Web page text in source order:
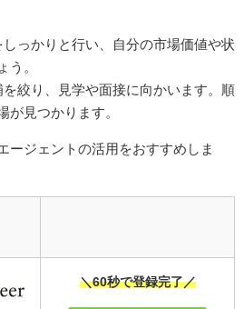
っかりと行い、自分の市場価値や状
う。
絞り、見学や面接に向かいます。順
が見つかります。
ージェントの活用をおすすめしま
＼60秒で登録完了／